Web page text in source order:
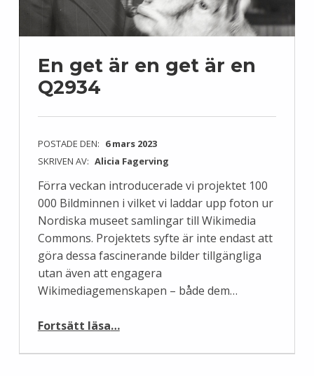
En get är en get är en
Q2934
POSTADE DEN: 6 mars 2023
SKRIVEN AV: Alicia Fagerving
Förra veckan introducerade vi projektet 100
000 Bildminnen i vilket vi laddar upp foton ur
Nordiska museet samlingar till Wikimedia
Commons. Projektets syfte är inte endast att
göra dessa fascinerande bilder tillgängliga
utan även att engagera
Wikimediagemenskapen – både dem…
Fortsätt läsa“En get är en get är en Q2934”
…